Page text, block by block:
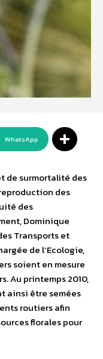
WhatsApp
de surmortalité des
des
des
Dominique
Transports et
de l’Ecologie,
soient en mesure
Au printemps 2010,
ainsi être semées
routiers afin
florales pour